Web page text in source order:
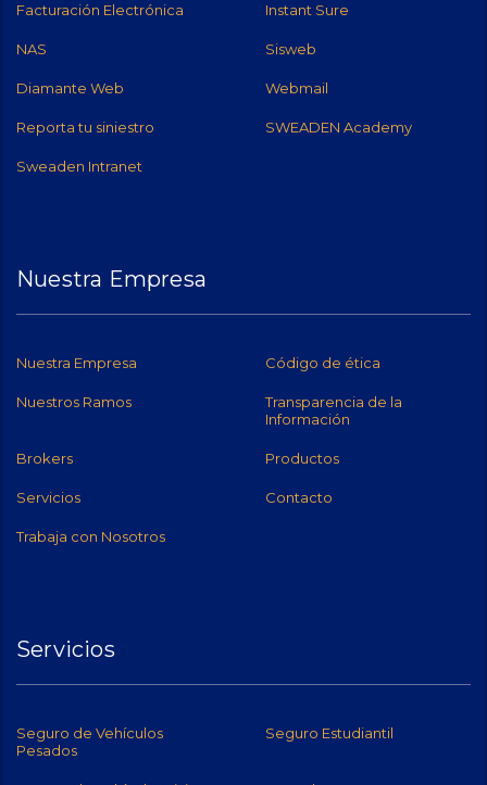
Facturación Electrónica Instant Sure
NAS Sisweb
Diamante Web Webmail
Reporta tu siniestro SWEADEN Academy
Sweaden Intranet
Nuestra Empresa
Nuestra Empresa Código de ética
Nuestros Ramos
Transparencia de la
Información
Brokers Productos
Servicios Contacto
Trabaja con Nosotros
Servicios
Seguro de Vehículos
Pesados
Seguro Estudiantil